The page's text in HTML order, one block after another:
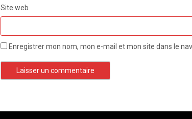
Site web
Enregistrer mon nom, mon e-mail et mon site dans le